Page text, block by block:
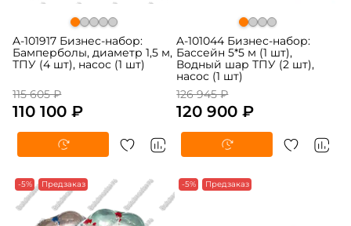
A-101917 Бизнес-набор:
Бамперболы, диаметр 1,5 м,
ТПУ (4 шт), насос (1 шт)
115 605 ₽
110 100 ₽
A-101044 Бизнес-набор:
Бассейн 5*5 м (1 шт),
Водный шар ТПУ (2 шт),
насос (1 шт)
126 945 ₽
120 900 ₽
-5% Предзаказ -5% Предзаказ